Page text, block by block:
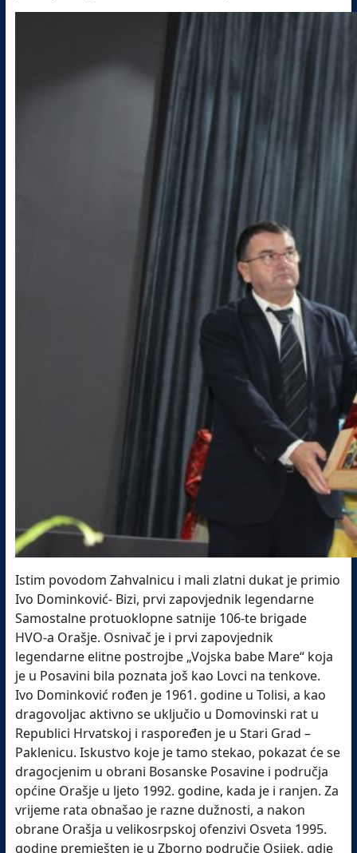
Istim povodom Zahvalnicu i mali zlatni dukat je primio
Ivo Dominković- Bizi, prvi zapovjednik legendarne
Samostalne protuoklopne satnije 106-te brigade
HVO-a Orašje. Osnivač je i prvi zapovjednik
legendarne elitne postrojbe „Vojska babe Mare“ koja
je u Posavini bila poznata još kao Lovci na tenkove.
Ivo Dominković rođen je 1961. godine u Tolisi, a kao
dragovoljac aktivno se uključio u Domovinski rat u
Republici Hrvatskoj i raspoređen je u Stari Grad –
Paklenicu. Iskustvo koje je tamo stekao, pokazat će se
dragocjenim u obrani Bosanske Posavine i područja
općine Orašje u ljeto 1992. godine, kada je i ranjen. Za
vrijeme rata obnašao je razne dužnosti, a nakon
obrane Orašja u velikosrpskoj ofenzivi Osveta 1995.
godine premješten je u Zborno područje Osijek, gdje